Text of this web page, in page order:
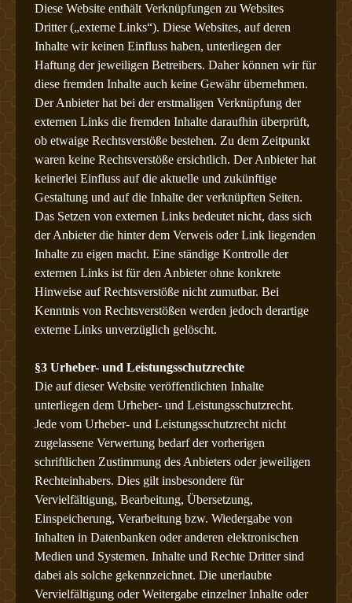
Diese Website enthält Verknüpfungen zu Websites
Dritter („externe Links“). Diese Websites, auf deren
Inhalte wir keinen Einfluss haben, unterliegen der
Haftung der jeweiligen Betreibers. Daher können wir für
diese fremden Inhalte auch keine Gewähr übernehmen.
Der Anbieter hat bei der erstmaligen Verknüpfung der
externen Links die fremden Inhalte daraufhin überprüft,
ob etwaige Rechtsverstöße bestehen. Zu dem Zeitpunkt
waren keine Rechtsverstöße ersichtlich. Der Anbieter hat
keinerlei Einfluss auf die aktuelle und zukünftige
Gestaltung und auf die Inhalte der verknüpften Seiten.
Das Setzen von externen Links bedeutet nicht, dass sich
der Anbieter die hinter dem Verweis oder Link liegenden
Inhalte zu eigen macht. Eine ständige Kontrolle der
externen Links ist für den Anbieter ohne konkrete
Hinweise auf Rechtsverstöße nicht zumutbar. Bei
Kenntnis von Rechtsverstößen werden jedoch derartige
externe Links unverzüglich gelöscht.
§3 Urheber- und Leistungsschutzrechte
Die auf dieser Website veröffentlichten Inhalte
unterliegen dem Urheber- und Leistungsschutzrecht.
Jede vom Urheber- und Leistungsschutzrecht nicht
zugelassene Verwertung bedarf der vorherigen
schriftlichen Zustimmung des Anbieters oder jeweiligen
Rechteinhabers. Dies gilt insbesondere für
Vervielfältigung, Bearbeitung, Übersetzung,
Einspeicherung, Verarbeitung bzw. Wiedergabe von
Inhalten in Datenbanken oder anderen elektronischen
Medien und Systemen. Inhalte und Rechte Dritter sind
dabei als solche gekennzeichnet. Die unerlaubte
Vervielfältigung oder Weitergabe einzelner Inhalte oder